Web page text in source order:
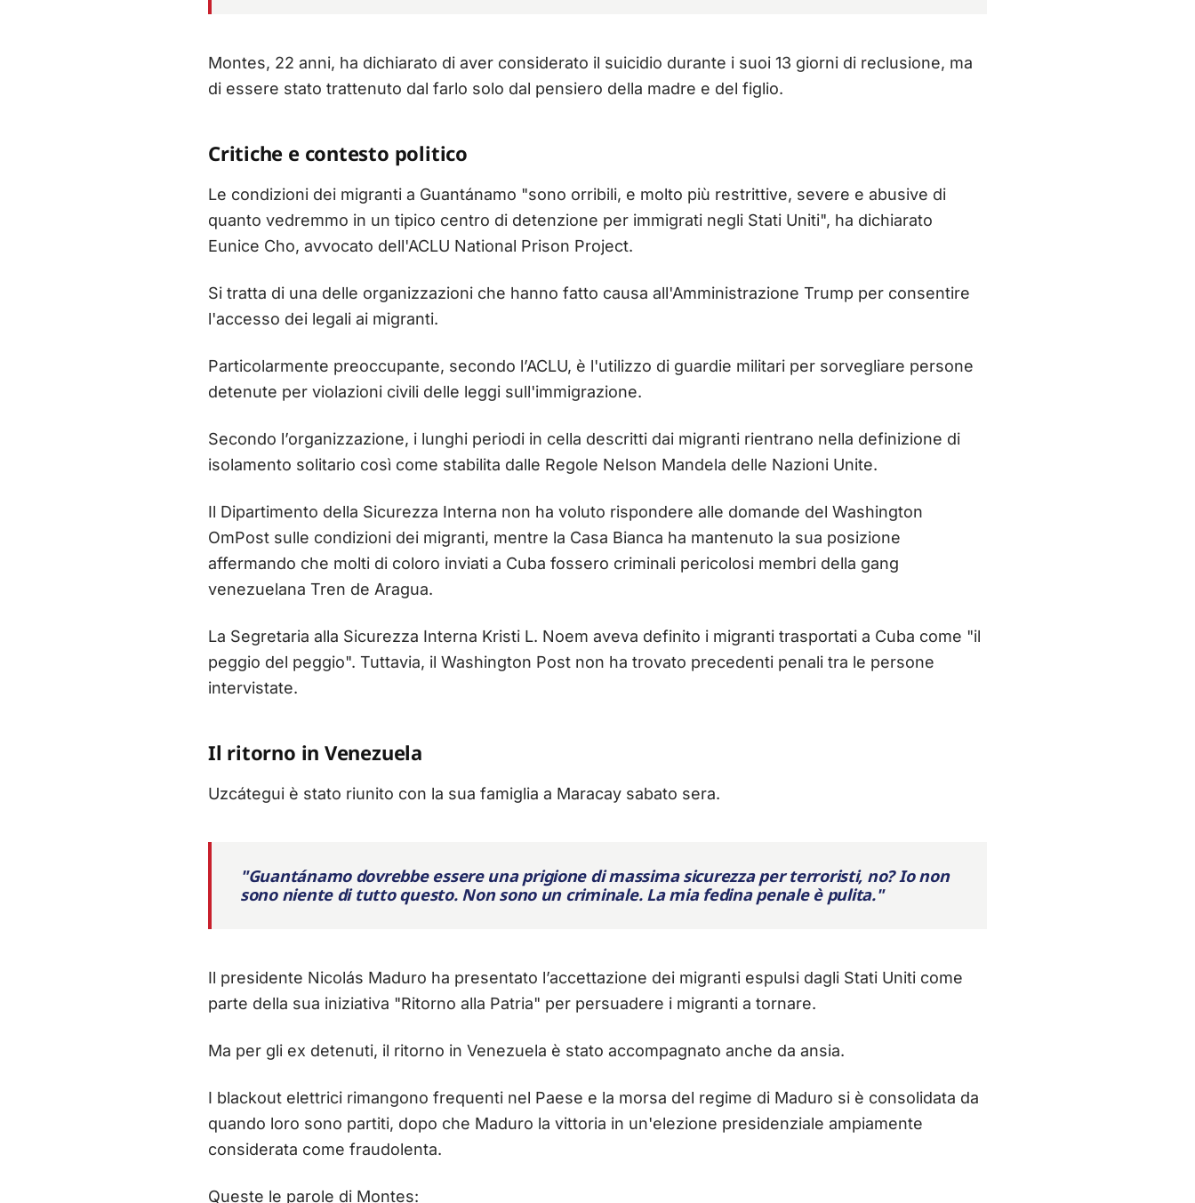
Montes, 22 anni, ha dichiarato di aver considerato il suicidio durante i suoi 13 giorni di reclusione, ma
di essere stato trattenuto dal farlo solo dal pensiero della madre e del figlio.
Critiche e contesto politico
Le condizioni dei migranti a Guantánamo "sono orribili, e molto più restrittive, severe e abusive di
quanto vedremmo in un tipico centro di detenzione per immigrati negli Stati Uniti", ha dichiarato
Eunice Cho, avvocato dell'ACLU National Prison Project.
Si tratta di una delle organizzazioni che hanno fatto causa all'Amministrazione Trump per consentire
l'accesso dei legali ai migranti.
Particolarmente preoccupante, secondo l’ACLU, è l'utilizzo di guardie militari per sorvegliare persone
detenute per violazioni civili delle leggi sull'immigrazione.
Secondo l’organizzazione, i lunghi periodi in cella descritti dai migranti rientrano nella definizione di
isolamento solitario così come stabilita dalle Regole Nelson Mandela delle Nazioni Unite.
Il Dipartimento della Sicurezza Interna non ha voluto rispondere alle domande del Washington
OmPost sulle condizioni dei migranti, mentre la Casa Bianca ha mantenuto la sua posizione
affermando che molti di coloro inviati a Cuba fossero criminali pericolosi membri della gang
venezuelana Tren de Aragua.
La Segretaria alla Sicurezza Interna Kristi L. Noem aveva definito i migranti trasportati a Cuba come "il
peggio del peggio". Tuttavia, il Washington Post non ha trovato precedenti penali tra le persone
intervistate.
Il ritorno in Venezuela
Uzcátegui è stato riunito con la sua famiglia a Maracay sabato sera.
"Guantánamo dovrebbe essere una prigione di massima sicurezza per terroristi, no? Io non
sono niente di tutto questo. Non sono un criminale. La mia fedina penale è pulita."
Il presidente Nicolás Maduro ha presentato l’accettazione dei migranti espulsi dagli Stati Uniti come
parte della sua iniziativa "Ritorno alla Patria" per persuadere i migranti a tornare.
Ma per gli ex detenuti, il ritorno in Venezuela è stato accompagnato anche da ansia.
I blackout elettrici rimangono frequenti nel Paese e la morsa del regime di Maduro si è consolidata da
quando loro sono partiti, dopo che Maduro la vittoria in un'elezione presidenziale ampiamente
considerata come fraudolenta.
Queste le parole di Montes: